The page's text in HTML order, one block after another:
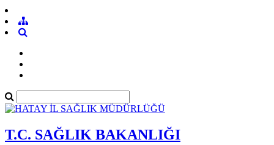
T.C. SAĞLIK BAKANLIĞI